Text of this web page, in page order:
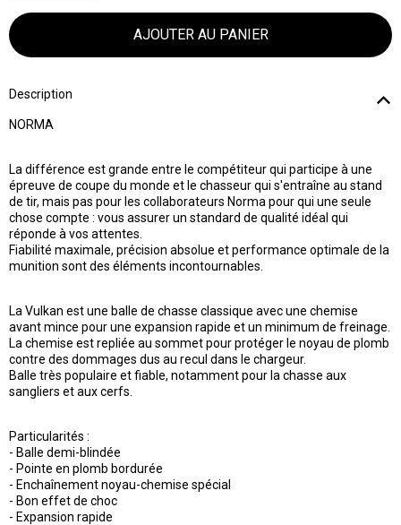
Description
NORMA
La différence est grande entre le compétiteur qui participe à une
épreuve de coupe du monde et le chasseur qui s'entraîne au stand
de tir, mais pas pour les collaborateurs Norma pour qui une seule
chose compte : vous assurer un standard de qualité idéal qui
réponde à vos attentes.
Fiabilité maximale, précision absolue et performance optimale de la
munition sont des éléments incontournables.
La Vulkan est une balle de chasse classique avec une chemise
avant mince pour une expansion rapide et un minimum de freinage.
La chemise est repliée au sommet pour protéger le noyau de plomb
contre des dommages dus au recul dans le chargeur.
Balle très populaire et fiable, notamment pour la chasse aux
sangliers et aux cerfs.
Particularités :
- Balle demi-blindée
- Pointe en plomb bordurée
- Enchaînement noyau-chemise spécial
- Bon effet de choc
- Expansion rapide